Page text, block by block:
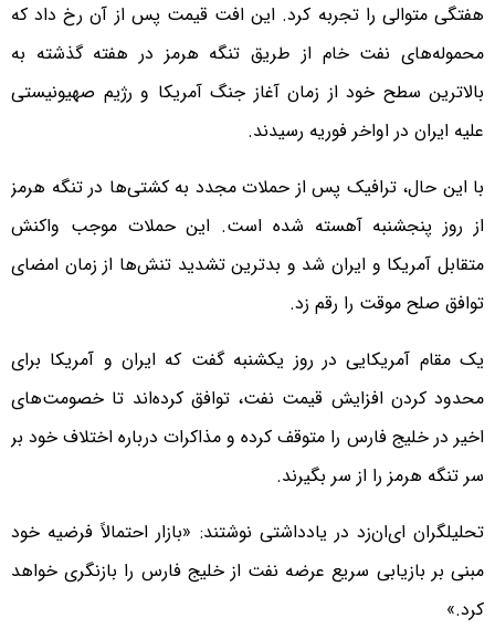
هفتگی متوالی را تجربه کرد. این افت قیمت پس از آن رخ داد که
محموله‌های نفت خام از طریق تنگه هرمز در هفته گذشته به
بالاترین سطح خود از زمان آغاز جنگ آمریکا و رژیم صهیونیستی
علیه ایران در اواخر فوریه رسیدند.
با این حال، ترافیک پس از حملات مجدد به کشتی‌ها در تنگه هرمز
از روز پنجشنبه آهسته شده است. این حملات موجب واکنش
متقابل آمریکا و ایران شد و بدترین تشدید تنش‌ها از زمان امضای
توافق صلح موقت را رقم زد.
یک مقام آمریکایی در روز یکشنبه گفت که ایران و آمریکا برای
محدود کردن افزایش قیمت نفت، توافق کرده‌اند تا خصومت‌های
اخیر در خلیج فارس را متوقف کرده و مذاکرات درباره اختلاف خود بر
سر تنگه هرمز را از سر بگیرند.
تحلیلگران ای‌ان‌زد در یادداشتی نوشتند: «بازار احتمالاً فرضیه خود
مبنی بر بازیابی سریع عرضه نفت از خلیج فارس را بازنگری خواهد
کرد.»